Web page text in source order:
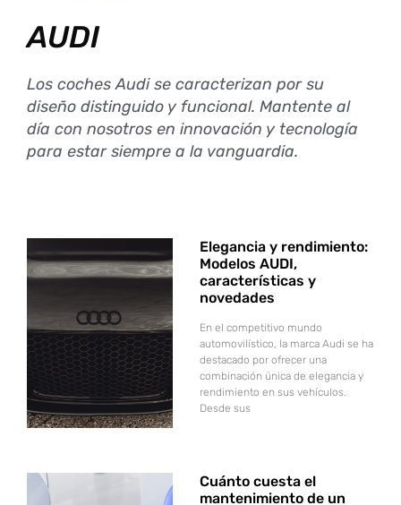
AUDI
Los coches Audi se caracterizan por su
diseño distinguido y funcional. Mantente al
día con nosotros en innovación y tecnología
para estar siempre a la vanguardia.
Elegancia y rendimiento:
Modelos AUDI,
características y
novedades
En el competitivo mundo
automovilístico, la marca Audi se ha
destacado por ofrecer una
combinación única de elegancia y
rendimiento en sus vehículos.
Desde sus
Cuánto cuesta el
mantenimiento de un